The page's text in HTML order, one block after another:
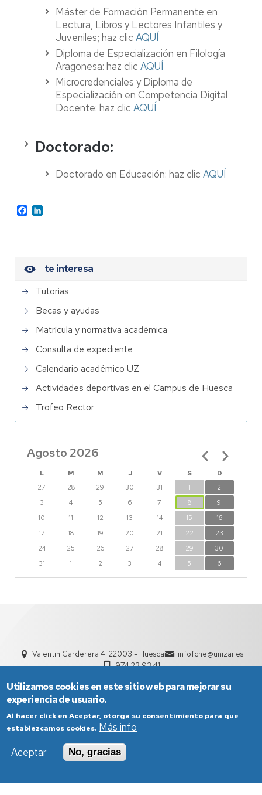
Máster de Formación Permanente en
Lectura, Libros y Lectores Infantiles y
Juveniles; haz clic AQUÍ
Diploma de Especialización en Filología
Aragonesa: haz clic AQUÍ
Microcredenciales y Diploma de
Especialización en Competencia Digital
Docente: haz clic AQUÍ
Doctorado:
Doctorado en Educación: haz clic AQUÍ
Facebook
te interesa
Tutorias
Becas y ayudas
Matrícula y normativa académica
Consulta de expediente
Calendario académico UZ
Actividades deportivas en el Campus de Huesca
Trofeo Rector
Agosto 2026
L M M J V S
D
27
28 29 30 31 1
2
3
4 5 6 7 8
9
10
11 12 13 14 15
16
17
18 19 20 21 22
23
24
25 26 27 28 29
30
31
1 2 3 4 5 6
Paginación
Valentin Carderera 4. 22003 - Huesca
infofche@unizar.es
974 23 93 41
Aviso Legal
Condiciones generales de uso
Utilizamos cookies en este sitio web para mejorar su
experiencia de usuario.
Al hacer click en Aceptar, otorga su consentimiento para que
establezcamos cookies. Más info
Aceptar
No, gracias